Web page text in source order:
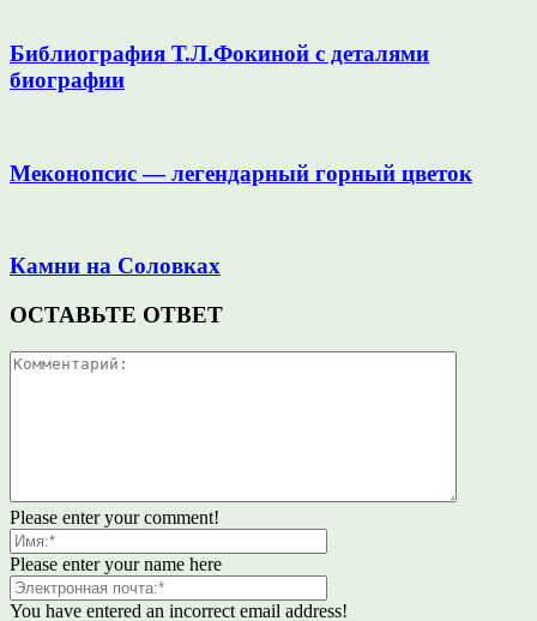
Библиография Т.Л.Фокиной с деталями
биографии
Меконопсис — легендарный горный цветок
Камни на Соловках
ОСТАВЬТЕ ОТВЕТ
Please enter your comment!
Please enter your name here
You have entered an incorrect email address!